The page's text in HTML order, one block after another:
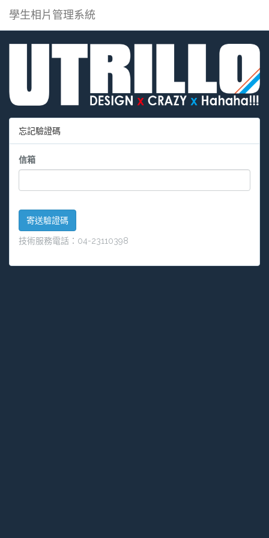
學生相片管理系統
忘記驗證碼
信箱
寄送驗證碼
技術服務電話：04-23110398